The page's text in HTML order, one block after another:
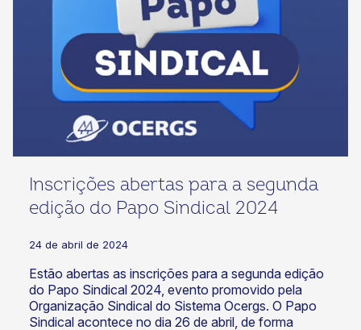
Inscrições abertas para a segunda
edição do Papo Sindical 2024
24 de abril de 2024
Estão abertas as inscrições para a segunda edição
do Papo Sindical 2024, evento promovido pela
Organização Sindical do Sistema Ocergs. O Papo
Sindical acontece no dia 26 de abril, de forma